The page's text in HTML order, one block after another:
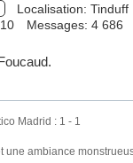
Localisation: Tinduff
Messages: 4 686
Madrid : 1 - 1
une ambiance